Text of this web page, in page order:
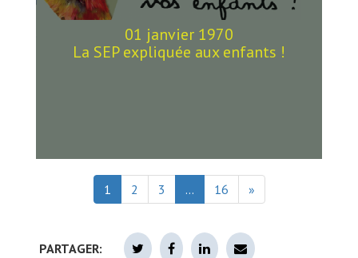
01 janvier 1970
La SEP expliquée aux enfants !
1 2 3 … 16 »
PARTAGER: